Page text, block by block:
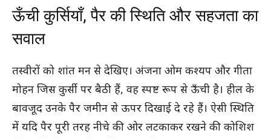
ऊँची कुर्सियाँ, पैर की स्थिति और सहजता का
सवाल
तस्वीरों को शांत मन से देखिए। अंजना ओम कश्यप और गीता
मोहन जिस कुर्सी पर बैठी हैं, वह स्पष्ट रूप से ऊँची है। हील के
बावजूद उनके पैर जमीन से ऊपर दिखाई दे रहे हैं। ऐसी स्थिति
में यदि पैर पूरी तरह नीचे की ओर लटकाकर रखने की कोशिश